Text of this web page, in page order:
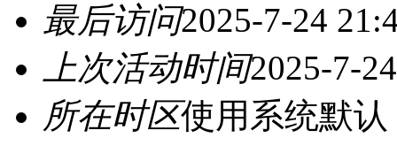
最后访问2025-7-24
上次活动时间2025-7-
所在时区使用系统默认